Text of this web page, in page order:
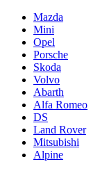
Mazda
Mini
Opel
Porsche
Skoda
Volvo
Abarth
Alfa Romeo
DS
Land Rover
Mitsubishi
Alpine